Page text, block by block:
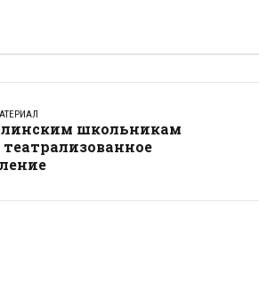
школьникам